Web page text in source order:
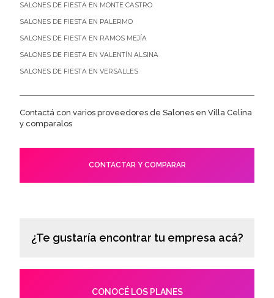
SALONES DE FIESTA EN MONTE CASTRO
SALONES DE FIESTA EN PALERMO
SALONES DE FIESTA EN RAMOS MEJÍA
SALONES DE FIESTA EN VALENTÍN ALSINA
SALONES DE FIESTA EN VERSALLES
Contactá con varios proveedores de Salones en Villa Celina
y comparalos
CONTACTAR Y COMPARAR
¿Te gustaría encontrar tu empresa acá?
CONOCÉ LOS PLANES